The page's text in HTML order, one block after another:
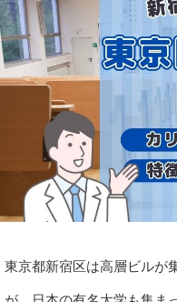
東京都新宿区は高層ビルが